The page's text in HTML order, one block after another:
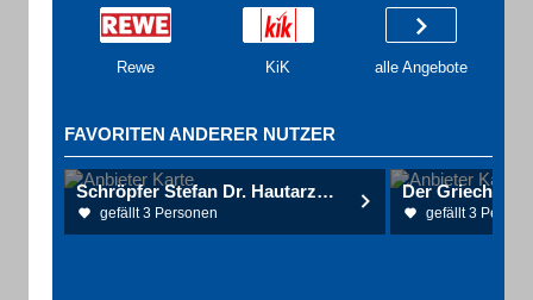
Rewe KiK alle Angebote
FAVORITEN ANDERER NUTZER
Schröpfer Stefan Dr. Hautarzt Allergologie
gefällt 3 Personen
Der Grieche im
gefällt 3